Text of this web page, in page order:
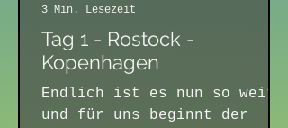
Tag 1 - Rostock -
Kopenhagen
Endlich ist es nun so weit
und für uns beginnt der
3 Min. Lesezeit